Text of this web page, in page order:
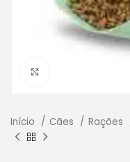
Início Cães Rações